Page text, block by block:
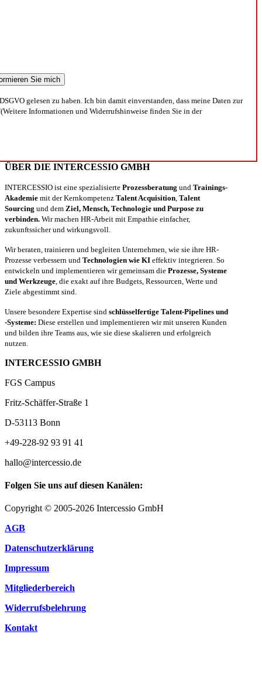
gelesen zu haben. Ich bin damit einverstanden, dass meine Daten zur
Informationen und Widerrufshinweise finden Sie in der
ÜBER DIE INTERCESSIO GMBH
INTERCESSIO ist eine spezialisierte Prozessberatung und Trainings-
Akademie mit der Kernkompetenz Talent Acquisition Talent
Sourcing und dem Ziel, Mensch, Technologie und Purpose zu
verbinden. Wir machen HR-Arbeit mit Empathie einfacher,
zukunftssicher und wirkungsvoll.
Wir beraten, trainieren und begleiten Unternehmen, wie sie ihre HR-
Prozesse verbessern und Technologien wie KI effektiv integrieren. So
entwickeln und implementieren wir gemeinsam die Prozesse, Systeme
und Werkzeuge , die exakt auf ihre Budgets, Ressourcen, Werte und
Ziele abgestimmt sind.
Unsere besondere Expertise sind schlüsselfertige Talent-Pipelines und
-Systeme: Diese erstellen und implementieren wir mit unseren Kunden
und bilden ihre Teams aus, wie sie diese skalieren und erfolgreich
nutzen.
INTERCESSIO GMBH
FGS Campus
Fritz-Schäffer-Straße 1
D-53113 Bonn
+49-228-92 93 91 41
hallo@intercessio.de
Folgen Sie uns auf diesen Kanälen:
Copyright © 2005-2026 Intercessio GmbH
AGB
Datenschutzerklärung
Impressum
Mitgliederbereich
Widerrufsbelehrung
Kontakt